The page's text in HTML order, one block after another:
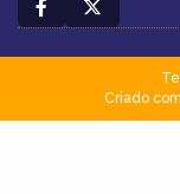
Criado com